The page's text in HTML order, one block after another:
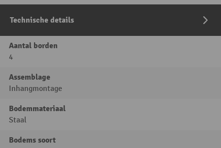
Technische details
Aantal borden
4
Assemblage
Inhangmontage
Bodemmateriaal
Staal
Bodems soort